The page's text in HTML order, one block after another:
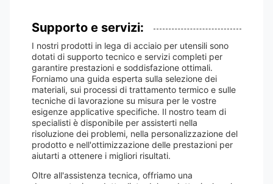
Supporto e servizi:
I nostri prodotti in lega di acciaio per utensili sono
dotati di supporto tecnico e servizi completi per
garantire prestazioni e soddisfazione ottimali.
Forniamo una guida esperta sulla selezione dei
materiali, sui processi di trattamento termico e sulle
tecniche di lavorazione su misura per le vostre
esigenze applicative specifiche. Il nostro team di
specialisti è disponibile per assisterti nella
risoluzione dei problemi, nella personalizzazione del
prodotto e nell'ottimizzazione delle prestazioni per
aiutarti a ottenere i migliori risultati.
Oltre all'assistenza tecnica, offriamo una